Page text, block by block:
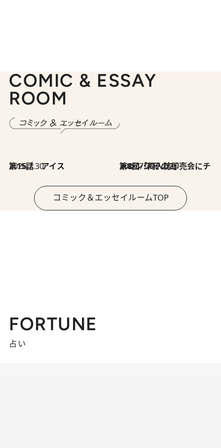
COMIC & ESSAY
ROOM
2026.7.30
第15話 アイス 2026.7.30
第8回「同人誌即売会にチャレンジ その2」
コミック＆エッセイルームTOP
FORTUNE
占い